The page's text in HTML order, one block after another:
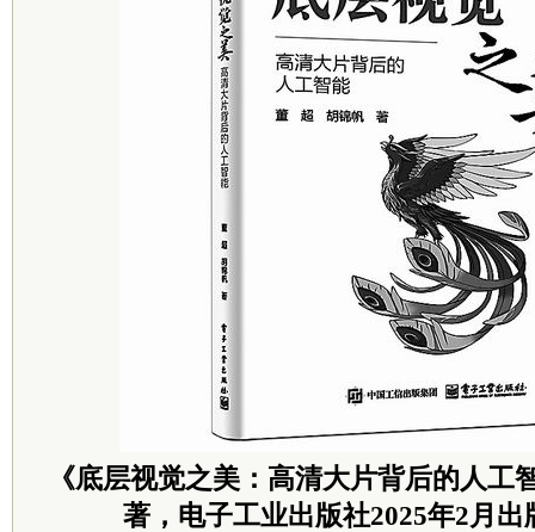
《底层视觉之美：高清大片背后的人工
著，电子工业出版社2025年2月出